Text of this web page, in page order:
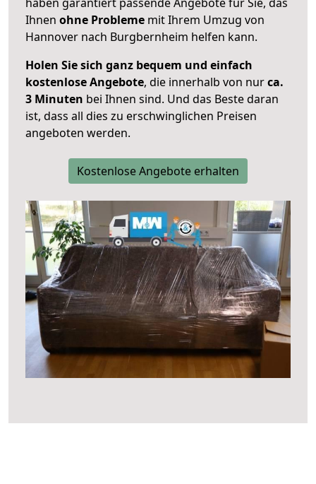
Ihnen ohne Probleme mit Ihrem Umzug von
Hannover nach Burgbernheim helfen kann.
Holen Sie sich ganz bequem und einfach
kostenlose Angebote, die innerhalb von nurca.
3 Minuten bei Ihnen sind. Und das Beste daran
ist, dass all dies zu erschwinglichen Preisen
angeboten werden.
Kostenlose Angebote erhalten